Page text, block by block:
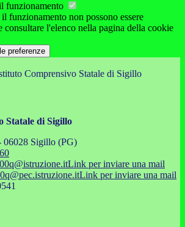
funzionamento
funzionamento non possono essere
consultare l'elenco nella pagina della cookie
preferenze
Comprensivo Statale di Sigillo
Statale di Sigillo
06028 Sigillo (PG)
Link per inviare una mail
Link per inviare una mail